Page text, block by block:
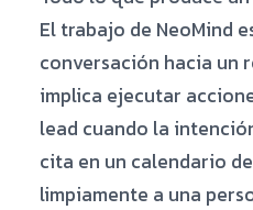
El trabajo de NeoMind
conversación hacia un
implica ejecutar
lead cuando la
cita en un calendario
limpiamente a una